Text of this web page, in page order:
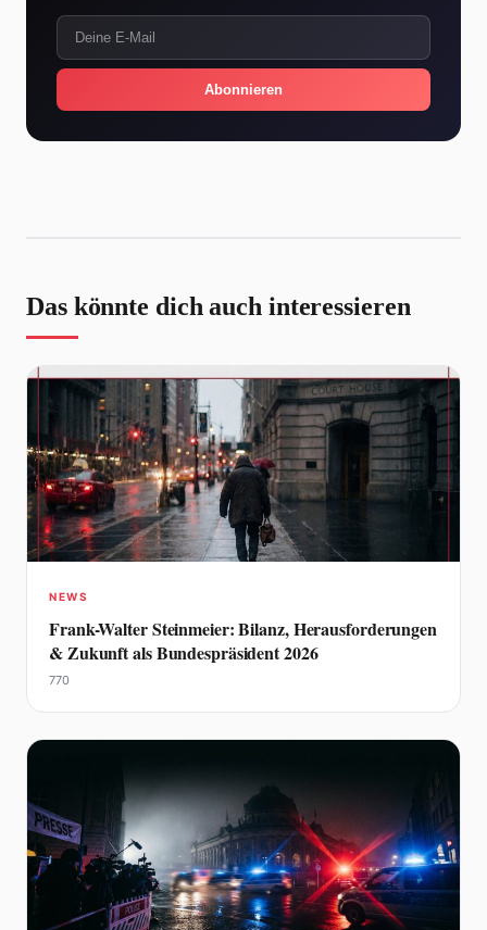
Abonnieren
Das könnte dich auch interessieren
NEWS
Frank-Walter Steinmeier: Bilanz, Herausforderungen
& Zukunft als Bundespräsident 2026
770